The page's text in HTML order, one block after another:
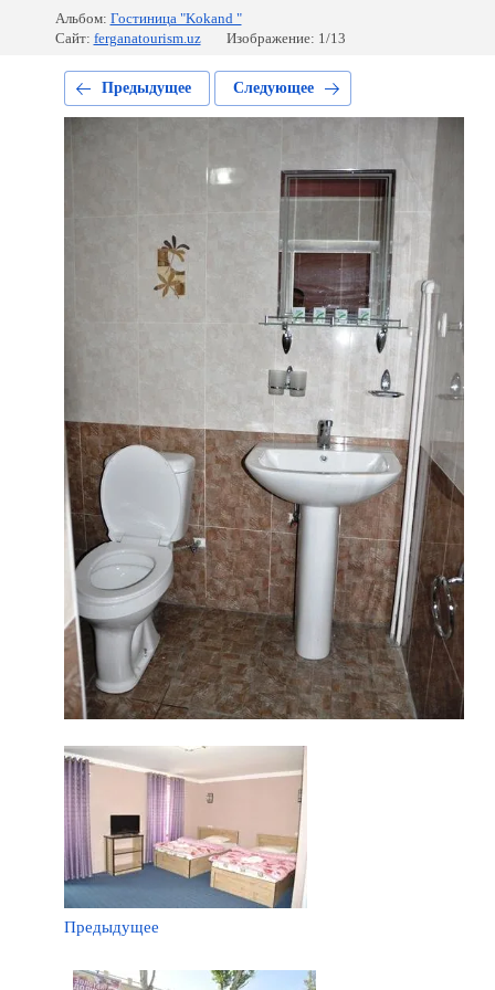
Альбом: Гостиница "Kokand "
Сайт: ferganatourism.uz Изображение: 1/13
Предыдущее Следующее
Предыдущее